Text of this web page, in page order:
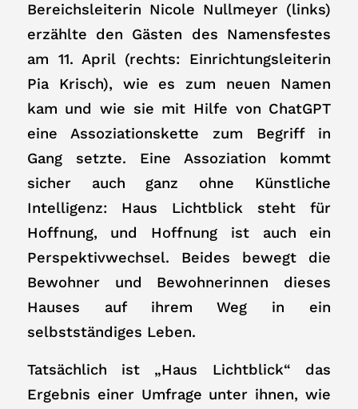
Bereichsleiterin Nicole Nullmeyer (links)
erzählte den Gästen des Namensfestes
am 11. April (rechts: Einrichtungsleiterin
Pia Krisch), wie es zum neuen Namen
kam und wie sie mit Hilfe von ChatGPT
eine Assoziationskette zum Begriff in
Gang setzte. Eine Assoziation kommt
sicher auch ganz ohne Künstliche
Intelligenz: Haus Lichtblick steht für
Hoffnung, und Hoffnung ist auch ein
Perspektivwechsel. Beides bewegt die
Bewohner und Bewohnerinnen dieses
Hauses auf ihrem Weg in ein
selbstständiges Leben.
Tatsächlich ist „Haus Lichtblick“ das
Ergebnis einer Umfrage unter ihnen, wie